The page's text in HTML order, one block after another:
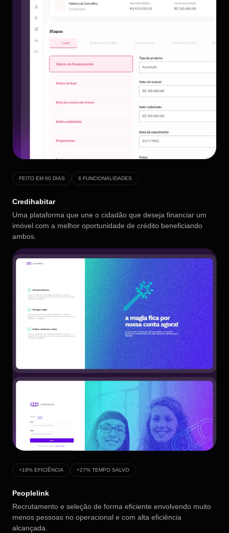
FEITO EM 60 DIAS 6 FUNCIONALIDADES
Credihabitar
Uma plataforma que une o cidadão que deseja financiar um
imóvel com a melhor oportunidade de crédito beneficiando
ambos.
+18% EFICIÊNCIA +27% TEMPO SALVO
Peoplelink
Recrutamento e seleção de forma eficiente envolvendo muito
menos pessoas no operacional e com alta eficiência
alcançada.